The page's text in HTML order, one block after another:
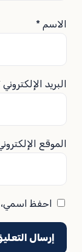
الاسم*
البريد الإلكتروني
الموقع
احفظ اسمي،